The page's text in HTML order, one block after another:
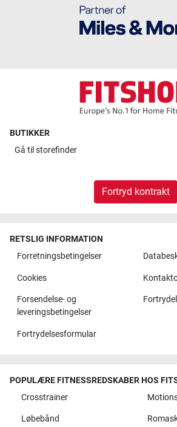
BUTIKKER
Gå til storefinder
Fortryd kontrakt
RETSLIG INFORMATION
Forretningsbetingelser
Cookies
Forsendelse- og
leveringsbetingelser
Fortrydelsesformular
POPULÆRE FITNESSREDSKABER HOS
Crosstrainer
Løbebånd